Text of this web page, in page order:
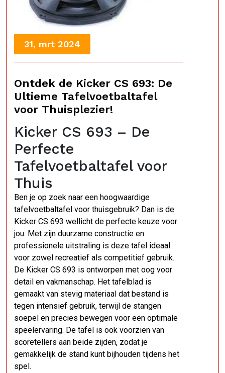
31, mrt 2024
Ontdek de Kicker CS 693: De
Ultieme Tafelvoetbaltafel
voor Thuisplezier!
Kicker CS 693 – De
Perfecte
Tafelvoetbaltafel voor
Thuis
Ben je op zoek naar een hoogwaardige
tafelvoetbaltafel voor thuisgebruik? Dan is de
Kicker CS 693 wellicht de perfecte keuze voor
jou. Met zijn duurzame constructie en
professionele uitstraling is deze tafel ideaal
voor zowel recreatief als competitief gebruik.
De Kicker CS 693 is ontworpen met oog voor
detail en vakmanschap. Het tafelblad is
gemaakt van stevig materiaal dat bestand is
tegen intensief gebruik, terwijl de stangen
soepel en precies bewegen voor een optimale
speelervaring. De tafel is ook voorzien van
scoretellers aan beide zijden, zodat je
gemakkelijk de stand kunt bijhouden tijdens het
spel.